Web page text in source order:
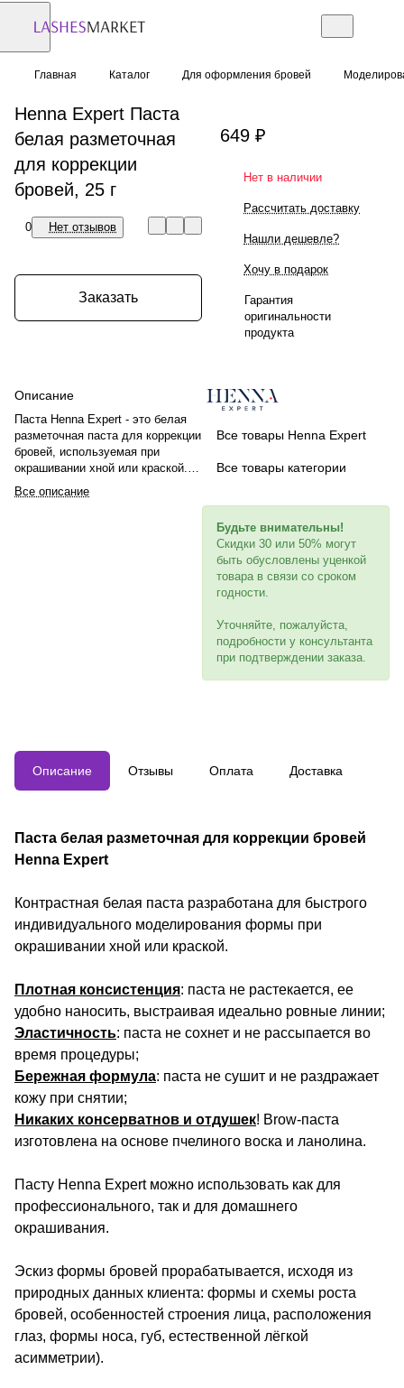
Главная Каталог Для оформления бровей
Henna Expert Паста
белая разметочная
для коррекции
бровей, 25 г
0 Нет отзывов
Заказать
Описание
Паста Henna Expert - это белая
разметочная паста для коррекции
бровей, используемая при
окрашивании хной или краской.
Она имеет плотную
консистенцию, эластична, не
Все описание
649 ₽
Нет в наличии
Рассчитать доставку
Нашли дешевле?
Хочу в подарок
Гарантия
оригинальности
продукта
Все товары Henna Expert
Все товары категории
Будьте внимательны!
Скидки 30 или 50% могут
быть обусловлены уценкой
товара в связи со сроком
годности.
Уточняйте, пожалуйста,
подробности у консультанта
при подтверждении заказа.
Описание Отзывы Оплата Доставка
Паста белая разметочная для коррекции бровей
Henna Expert
Контрастная белая паста разработана для быстрого
индивидуального моделирования формы при
окрашивании хной или краской.
Плотная консистенция: паста не растекается, ее
удобно наносить, выстраивая идеально ровные линии;
Эластичность: паста не сохнет и не рассыпается во
время процедуры;
Бережная формула: паста не сушит и не раздражает
кожу при снятии;
Никаких консерватнов и отдушек! Brow-паста
изготовлена на основе пчелиного воска и ланолина.
Пасту Henna Expert можно использовать как для
профессионального, так и для домашнего
окрашивания.
Эскиз формы бровей прорабатывается, исходя из
природных данных клиента: формы и схемы роста
бровей, особенностей строения лица, расположения
глаз, формы носа, губ, естественной лёгкой
асимметрии).